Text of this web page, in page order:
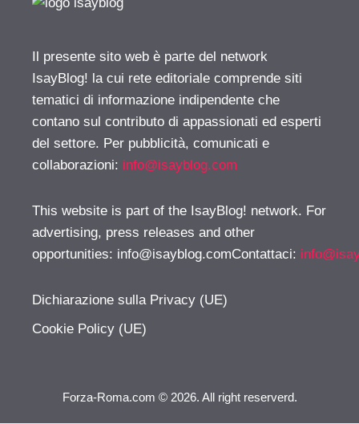
Il presente sito web è parte del network
IsayBlog! la cui rete editoriale comprende siti
tematici di informazione indipendente che
contano sul contributo di appassionati ed esperti
del settore. Per pubblicità, comunicati e
collaborazioni: info@isayblog.com
This website is part of the IsayBlog! network. For
advertising, press releases and other
opportunities: info@isayblog.comContattaci:
Dichiarazione sulla Privacy (UE)
Cookie Policy (UE)
Forza-Roma.com © 2026. All right reserverd.